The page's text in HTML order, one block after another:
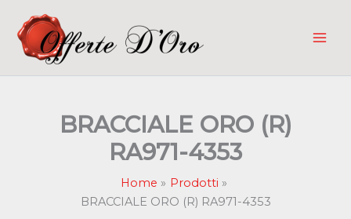
contenuto
BRACCIALE ORO (R)
RA971-4353
Home
Prodotti
BRACCIALE ORO (R) RA971-4353